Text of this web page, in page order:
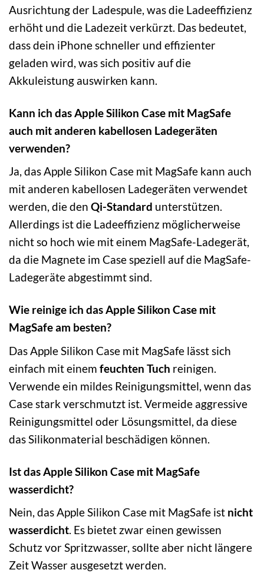
Ausrichtung der Ladespule, was die Ladeeffizienz
erhöht und die Ladezeit verkürzt. Das bedeutet,
dass dein iPhone schneller und effizienter
geladen wird, was sich positiv auf die
Akkuleistung auswirken kann.
Kann ich das Apple Silikon Case mit MagSafe
auch mit anderen kabellosen Ladegeräten
verwenden?
Ja, das Apple Silikon Case mit MagSafe kann auch
mit anderen kabellosen Ladegeräten verwendet
werden, die den Qi-Standard unterstützen.
Allerdings ist die Ladeeffizienz möglicherweise
nicht so hoch wie mit einem MagSafe-Ladegerät,
da die Magnete im Case speziell auf die MagSafe-
Ladegeräte abgestimmt sind.
Wie reinige ich das Apple Silikon Case mit
MagSafe am besten?
Das Apple Silikon Case mit MagSafe lässt sich
einfach mit einem feuchten Tuch reinigen.
Verwende ein mildes Reinigungsmittel, wenn das
Case stark verschmutzt ist. Vermeide aggressive
Reinigungsmittel oder Lösungsmittel, da diese
das Silikonmaterial beschädigen können.
Ist das Apple Silikon Case mit MagSafe
wasserdicht?
Nein, das Apple Silikon Case mit MagSafe ist nicht
wasserdicht. Es bietet zwar einen gewissen
Schutz vor Spritzwasser, sollte aber nicht längere
Zeit Wasser ausgesetzt werden.